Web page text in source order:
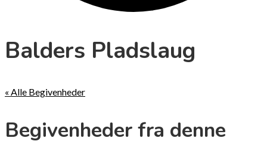
Balders Pladslaug
« Alle Begivenheder
Begivenheder fra denne